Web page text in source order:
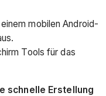
mobilen Android-
Tools für das
schnelle Erstellung